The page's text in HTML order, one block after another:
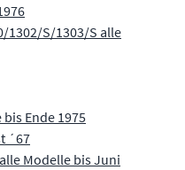
1302/S/1303/S alle
Ende 1975
´67
Modelle bis Juni